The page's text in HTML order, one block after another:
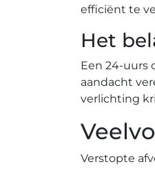
efficiënt te
Het
Een 24-uurs
aandacht
verlichting
Verstopte